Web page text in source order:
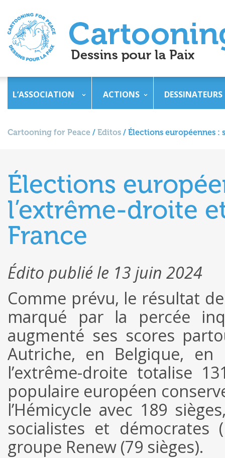
L’ASSOCIATION ACTIONS DESSINATEURS
Cartooning for Peace / Editos / Élections européennes :
Élections
l’extrême-droite
France
Édito publié le 13 juin 2024
Comme prévu, le résultat
marqué par la percée
augmenté ses scores
Autriche, en Belgique,
l’extrême-droite totalise
populaire européen
l’Hémicycle avec 189
socialistes et démocrates
groupe Renew (79 sièges).